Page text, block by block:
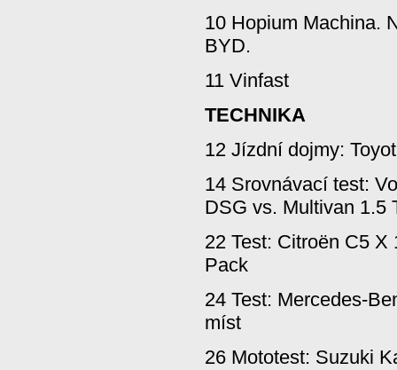
10 Hopium Machina.
BYD.
11 Vinfast
TECHNIKA
12 Jízdní dojmy:
14 Srovnávací test:
DSG vs. Multivan 1.5
22 Test: Citroën C5
Pack
24 Test: Mercedes-
míst
26 Mototest: Suzuki